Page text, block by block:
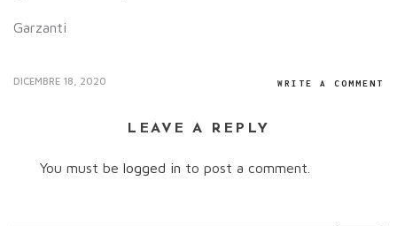
Garzanti
DICEMBRE 18, 2020 WRITE A COMMENT
LEAVE A REPLY
You must be logged in to post a comment.